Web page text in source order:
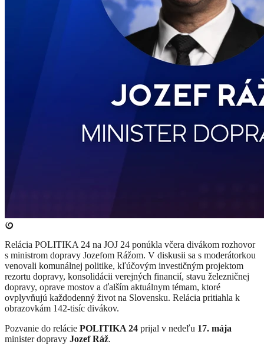
Relácia POLITIKA 24 na JOJ 24 ponúkla včera divákom rozhovor
s ministrom dopravy Jozefom Rážom. V diskusii sa s moderátorkou
venovali komunálnej politike, kľúčovým investičným projektom
rezortu dopravy, konsolidácii verejných financií, stavu železničnej
dopravy, oprave mostov a ďalším aktuálnym témam, ktoré
ovplyvňujú každodenný život na Slovensku. Relácia pritiahla k
obrazovkám 142-tisíc divákov.
Pozvanie do relácie POLITIKA 24 prijal v nedeľu 17. mája
minister dopravy Jozef Ráž.